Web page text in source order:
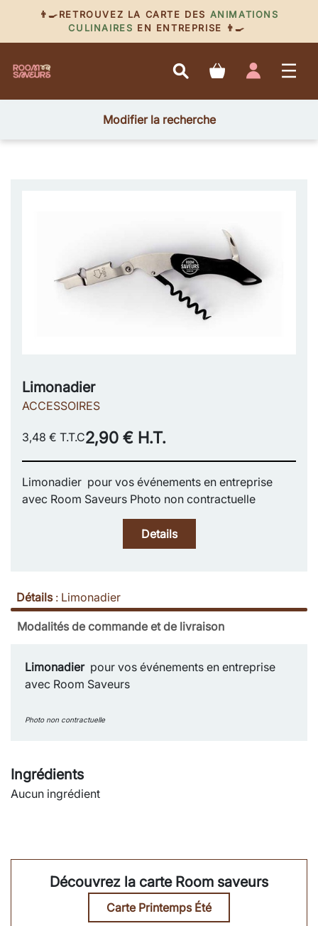
👨‍🍳RETROUVEZ LA CARTE DES ANIMATIONS
CULINAIRES EN ENTREPRISE 👨‍🍳
Modifier la recherche
Limonadier
ACCESSOIRES
3,48 € T.T.C2,90 € H.T.
Limonadier pour vos événements en entreprise
avec Room Saveurs Photo non contractuelle
Details
Détails: Limonadier
Modalités de commande et de livraison
Limonadier pour vos événements en entreprise
avec Room Saveurs
Photo non contractuelle
Ingrédients
Aucun ingrédient
Découvrez la carte Room saveurs
Carte Printemps Été